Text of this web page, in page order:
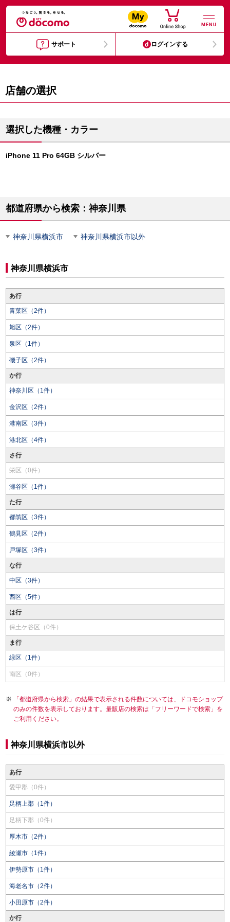
MENU
サポート ログインする
店舗の選択
選択した機種・カラー
iPhone 11 Pro 64GB シルバー
都道府県から検索：神奈川県
神奈川県横浜市 神奈川県横浜市以外
神奈川県横浜市
あ行
青葉区（2件）
旭区（2件）
泉区（1件）
磯子区（2件）
か行
神奈川区（1件）
金沢区（2件）
港南区（3件）
港北区（4件）
さ行
栄区（0件）
瀬谷区（1件）
た行
都筑区（3件）
鶴見区（2件）
戸塚区（3件）
な行
中区（3件）
西区（5件）
は行
保土ケ谷区（0件）
ま行
緑区（1件）
南区（0件）
「都道府県から検索」の結果で表示される件数については、ドコモショップ
のみの件数を表示しております。量販店の検索は「フリーワードで検索」を
ご利用ください。
神奈川県横浜市以外
あ行
愛甲郡（0件）
足柄上郡（1件）
足柄下郡（0件）
厚木市（2件）
綾瀬市（1件）
伊勢原市（1件）
海老名市（2件）
小田原市（2件）
か行